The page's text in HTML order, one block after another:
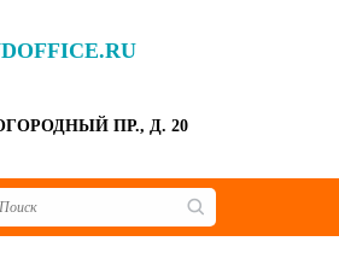
ПР., Д. 20